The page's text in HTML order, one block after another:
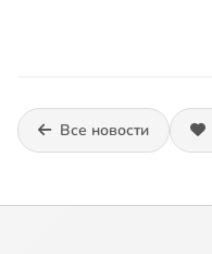
Все новости